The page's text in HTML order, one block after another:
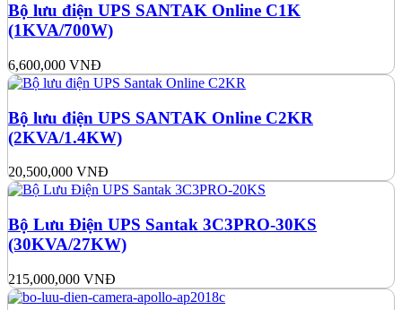
Bộ lưu điện UPS SANTAK Online C1K
(1KVA/700W)
6,600,000 VNĐ
Bộ lưu điện UPS SANTAK Online C2KR
(2KVA/1.4KW)
20,500,000 VNĐ
Bộ Lưu Điện UPS Santak 3C3PRO-30KS
(30KVA/27KW)
215,000,000 VNĐ